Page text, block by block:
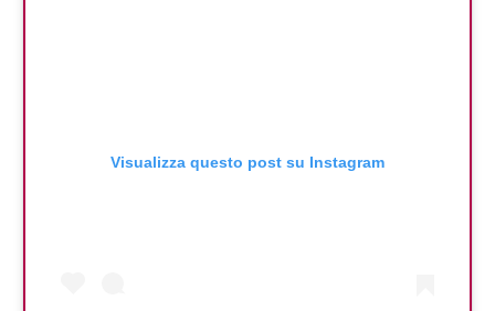
Visualizza questo post su Instagram